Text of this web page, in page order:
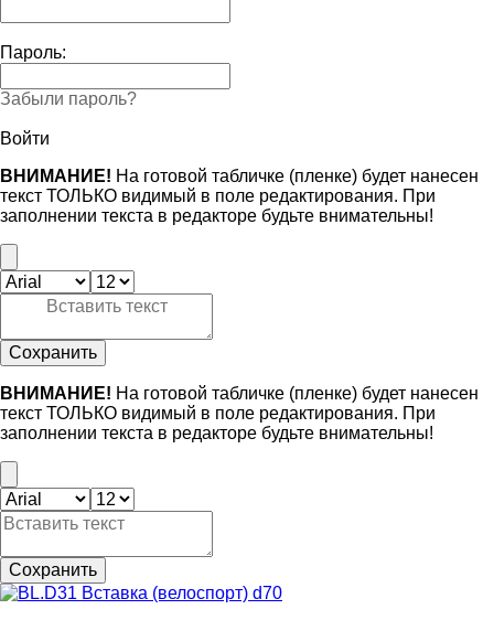
Пароль:
Забыли пароль?
Войти
ВНИМАНИЕ! На готовой табличке (пленке) будет нанесен
текст ТОЛЬКО видимый в поле редактирования. При
заполнении текста в редакторе будьте внимательны!
Сохранить
ВНИМАНИЕ! На готовой табличке (пленке) будет нанесен
текст ТОЛЬКО видимый в поле редактирования. При
заполнении текста в редакторе будьте внимательны!
Сохранить